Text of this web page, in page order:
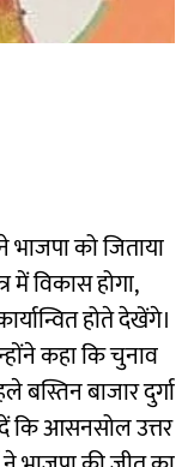
को जिताया
विकास होगा,
होते देखेंगे।
कहा कि चुनाव
बाजार दुर्गा
दें कि आसनसोल उत्तर